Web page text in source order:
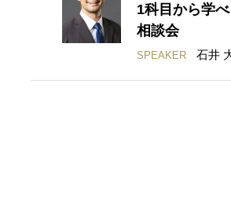
1科目から学
相談会
SPEAKER 石井